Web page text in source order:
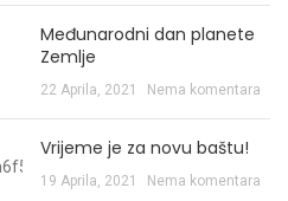
Međunarodni dan planete
Zemlje
22 Aprila, 2021 Nema komentara
Vrijeme je za novu baštu!
19 Aprila, 2021 Nema komentara